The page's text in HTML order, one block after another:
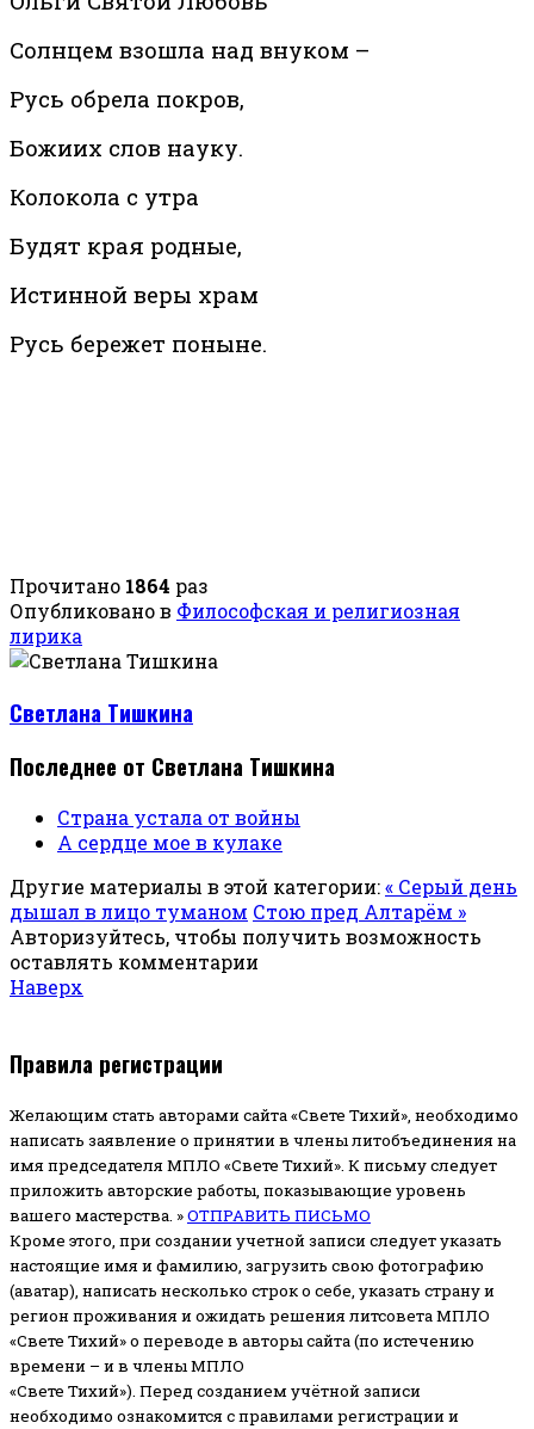
Солнцем взошла над внуком –
Русь обрела покров,
Божиих слов науку.
Колокола с утра
Будят края родные,
Истинной веры храм
Русь бережет поныне.
Прочитано 1864 раз
Опубликовано в Философская и религиозная
лирика
Светлана Тишкина
Последнее от Светлана Тишкина
Страна устала от войны
А сердце мое в кулаке
Другие материалы в этой категории:« Серый день
дышал в лицо туманом Стою пред Алтарём »
Авторизуйтесь, чтобы получить возможность
оставлять комментарии
Наверх
Правила регистрации
Желающим стать авторами сайта «Свете Тихий», необходимо
написать заявление о принятии в члены литобъединения на
имя председателя МПЛО «Свете Тихий». К письму следует
приложить авторские работы, показывающие уровень
вашего мастерства. »ОТПРАВИТЬ ПИСЬМО
Кроме этого, при создании учетной записи следует указать
настоящие имя и фамилию, загрузить свою фотографию
(аватар), написать несколько строк о себе, указать страну и
регион проживания и ожидать решения литсовета МПЛО
«Свете Тихий» о переводе в авторы сайта (по истечению
времени – и в члены МПЛО
«Свете Тихий»). Перед созданием учётной записи
необходимо ознакомится с правилами регистрации и